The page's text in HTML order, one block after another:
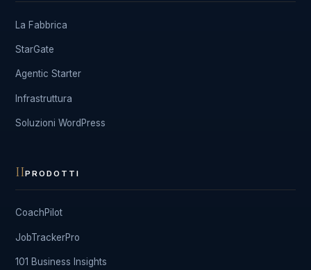
La Fabbrica
StarGate
Agentic Starter
Infrastruttura
Soluzioni WordPress
IIPRODOTTI
CoachPilot
JobTrackerPro
101 Business Insights